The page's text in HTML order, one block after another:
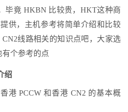
毕竟 HKBN 比较贵，HKT这种商
供，主机参考将简单介绍和比较
CN2线路相关的知识点吧，大家选
有个参考的点
绍
港 PCCW 和香港 CN2 的基本概